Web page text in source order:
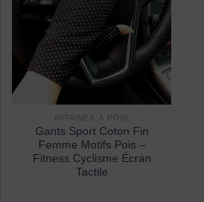
MITAINES À POIS
Gants Sport Coton Fin
Femme Motifs Pois –
Fitness Cyclisme Écran
Tactile